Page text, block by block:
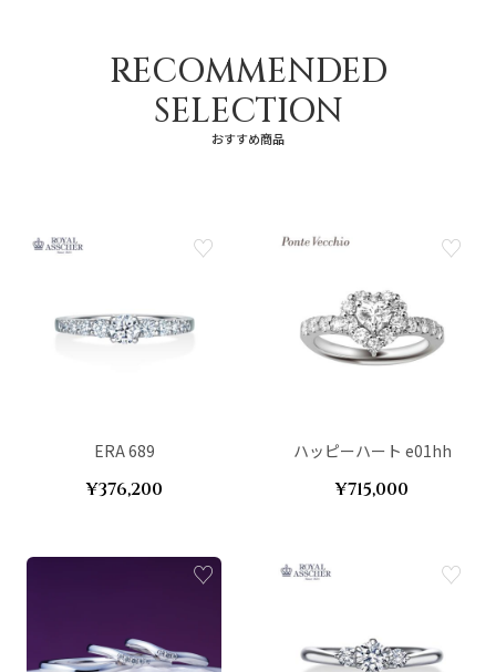
RECOMMENDED
SELECTION
おすすめ商品
ERA 689
¥376,200
ハッピーハート e01hh
¥715,000